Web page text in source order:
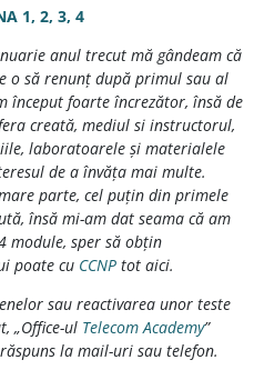
1, 2, 3, 4
anul trecut mă gândeam că
o să renunț după primul sau al
început foarte încrezător, însă de
creată, mediul si instructorul,
laboratoarele și materialele
de a învăța mai multe.
parte, cel puțin din primele
însă mi-am dat seama că am
module, sper să obțin
poate cu CCNPtot aici.
sau reactivarea unor teste
„Office-ul Telecom Academy”
la mail-uri sau telefon.